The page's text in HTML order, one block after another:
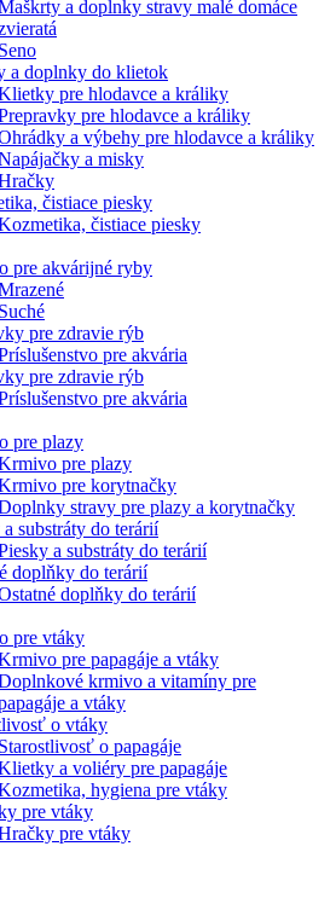
a doplnky stravy malé domáce
Seno
a doplnky do klietok
pre hlodavce a králiky
pre hlodavce a králiky
a výbehy pre hlodavce a králiky
a misky
čistiace piesky
čistiace piesky
pre akvárijné ryby
Suché
pre zdravie rýb
pre akvária
pre zdravie rýb
pre akvária
pre plazy
pre plazy
pre korytnačky
stravy pre plazy a korytnačky
substráty do terárií
a substráty do terárií
doplňky do terárií
doplňky do terárií
pre vtáky
pre papagáje a vtáky
krmivo a vitamíny pre
a vtáky
o vtáky
Starostlivosť o papagáje
a voliéry pre papagáje
hygiena pre vtáky
pre vtáky
pre vtáky